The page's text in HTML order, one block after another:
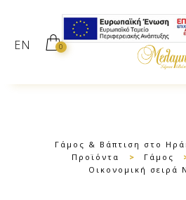
EN 0
Γάμος & Βάπτιση στο
Προϊόντα
> Γάμος
Οικονομική σειρά